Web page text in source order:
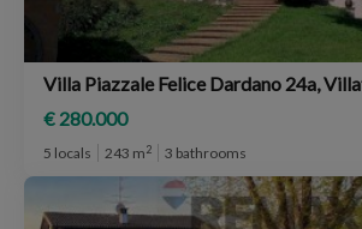
Villa Piazzale Felice Dardano 24a,
€ 280.000
5 locals 243 m2 3 bathrooms